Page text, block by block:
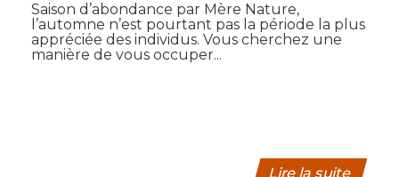
Saison d’abondance par Mère Nature,
l’automne n’est pourtant pas la période la plus
appréciée des individus. Vous cherchez une
manière de vous occuper...
Lire la suite